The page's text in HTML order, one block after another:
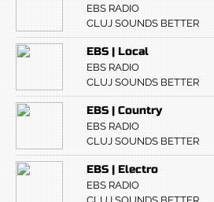
EBS RADIO
CLUJ SOUNDS BETTER
EBS | Local
EBS RADIO
CLUJ SOUNDS BETTER
EBS | Country
EBS RADIO
CLUJ SOUNDS BETTER
EBS | Electro
EBS RADIO